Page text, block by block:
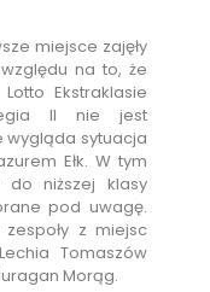
miejsce zajęły
na to, że
Ekstraklasie
II nie jest
wygląda sytuacja
Ełk. W tym
do niższej klasy
pod uwagę.
z miejsc
Tomaszów
Morąg.